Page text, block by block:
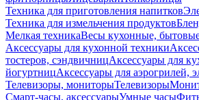
Техника для приготовления напитков
Техника для измельчения продуктов
Мелкая техникаВесы кухонные,
Аксессуары для кухонной техники
тостеров, сэндвичницАксессуары для
йогуртницАксессуары для аэрогрилей,
Телевизоры, мониторыТелевизоры
Смарт-часы, аксессуарыУмные часы